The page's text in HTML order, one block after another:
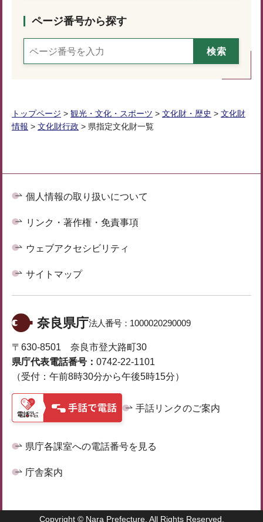
ページ番号から探す
トップページ > 観光・文化・スポーツ > 文化財・歴史 > 文化財
情報 > 文化財行政 > 県指定文化財一覧
個人情報の取り扱いについて
リンク・著作権・免責事項
ウェブアクセシビリティ
サイトマップ
奈良県庁法人番号： 1000020290009
〒630-8501 奈良市登大路町30
県庁代表電話番号： 0742-22-1101
（受付：午前8時30分から午後5時15分）
手話リンクのご案内
県庁各課室への電話番号を見る
庁舎案内
Copyright © Nara Prefecture. All Rights Reserved.